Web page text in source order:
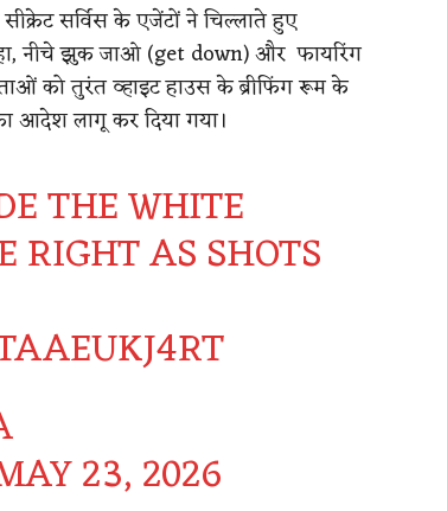
सर्विस के एजेंटों ने चिल्लाते हुए
नीचे झुक जाओ (get down) और फायरिंग
को तुरंत व्हाइट हाउस के ब्रीफिंग रूम के
आदेश लागू कर दिया गया।
THE WHITE
RIGHT AS SHOTS
23, 2026